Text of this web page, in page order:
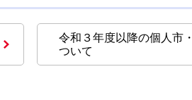
令和３年度以降の個人市
ついて